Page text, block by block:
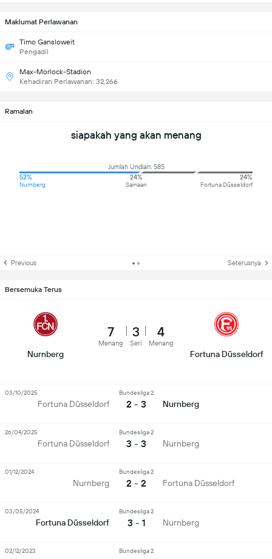
Maklumat Perlawanan
Timo Gansloweit
Pengadil
Max-Morlock-Stadion
Kehadiran Perlawanan: 32,266
Ramalan
siapakah yang akan menang
Jumlah Undian: 585
52%
Nurnberg
24%
Samaan
24%
Fortuna Düsseldorf
Previous Seterusnya
Bersemuka Terus
Nurnberg
7
Menang
3
Seri
4
Menang
Fortuna Düsseldorf
Fortuna Düsseldorf
Bundesliga 2
2 - 3 Nurnberg
03/10/2025
Fortuna Düsseldorf
Bundesliga 2
3 - 3 Nurnberg
26/04/2025
Nurnberg
Bundesliga 2
2 - 2 Fortuna Düsseldorf
01/12/2024
Fortuna Düsseldorf
Bundesliga 2
3 - 1 Nurnberg
03/05/2024
Bundesliga 2
02/12/2023